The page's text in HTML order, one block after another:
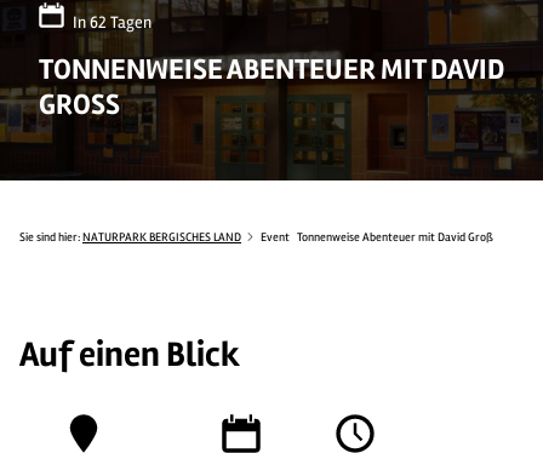
In 62 Tagen
TONNENWEISE ABENTEUER MIT DAVID
GROSS
Sie sind hier: NATURPARK BERGISCHES LAND Event Tonnenweise Abenteuer mit David Groß
Auf einen Blick